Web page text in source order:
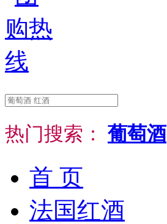
热门搜索： 葡萄酒
首 页
法国红酒